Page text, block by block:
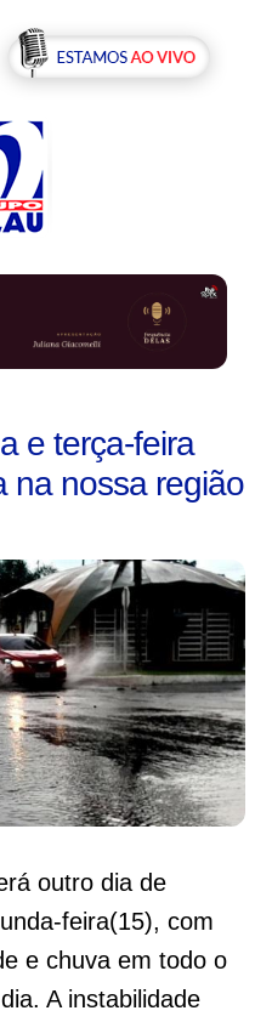
e terça-feira
na nossa região
outro dia de
feira(15), com
e chuva em todo o
A instabilidade